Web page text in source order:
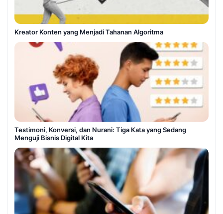
Kreator Konten yang Menjadi Tahanan Algoritma
Testimoni, Konversi, dan Nurani: Tiga Kata yang Sedang
Menguji Bisnis Digital Kita